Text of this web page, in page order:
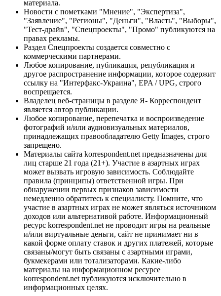
материала.
Новости с пометками "Мнение", "Экспертиза",
"Заявление", "Регионы", "Деньги", "Власть", "Выборы",
"Тест-драйв", "Спецпроекты", "Промо" публикуются на
правах рекламы.
Раздел Спецпроекты создается совместно с
коммерческими партнерами.
Любое копирование, публикация, републикация и
другое распространение информации, которое содержит
ссылку на "Интерфакс-Украина", EPA / UPG, строго
воспрещается.
Владелец веб-страницы в разделе Я- Корреспондент
является автор публикации.
Любое копирование, перепечатка и воспроизведение
фотографий и/или аудиовизуальных материалов,
принадлежащих правообладателю Getty Images, строго
запрещено.
Материалы сайта korrespondent.net предназначены для
лиц старше 21 года (21+). Участие в азартных играх
может вызвать игровую зависимость. Соблюдайте
правила (принципы) ответственной игры. При
обнаружении первых признаков зависимости
немедленно обратитесь к специалисту. Помните, что
участие в азартных играх не может являться источником
доходов или альтернативой работе. Информационный
ресурс korrespondent.net не проводит игры на реальные
и/или виртуальные деньги, сайт не принимает ни в
какой форме оплату ставок и других платежей, которые
связаны/могут быть связаны с азартными играми,
букмекерами или тотализаторами. Какие-либо
материалы на информационном ресурсе
korrespondent.net публикуются исключительно в
информационных целях.